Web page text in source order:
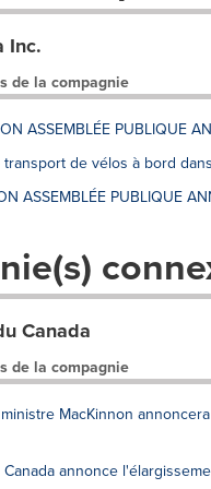
Inc.
de la compagnie
ASSEMBLÉE PUBLIQUE
de vélos à bord
ASSEMBLÉE PUBLIQUE
Canada
de la compagnie
MacKinnon
annonce